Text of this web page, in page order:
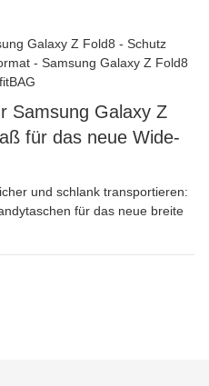
Samsung Galaxy Z
für das neue Wide-
und schlank transportieren:
für das neue breite